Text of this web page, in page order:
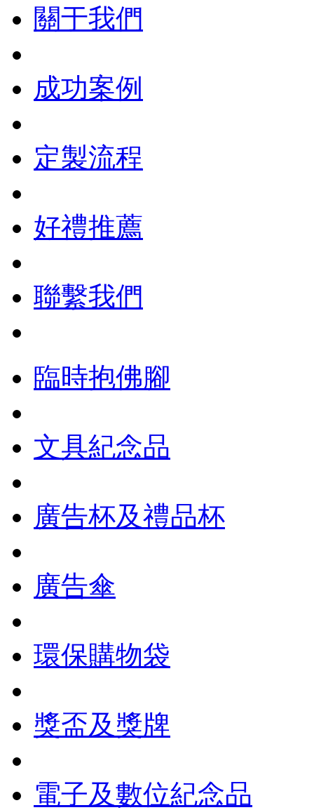
關于我們
成功案例
定製流程
好禮推薦
聯繫我們
臨時抱佛腳
文具紀念品
廣告杯及禮品杯
廣告傘
環保購物袋
獎盃及獎牌
電子及數位紀念品